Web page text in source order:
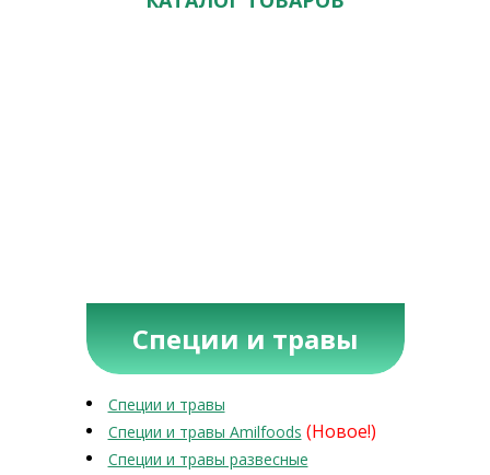
Специи и травы
Специи и травы
Специи и травы Amilfoods (Новое!)
Специи и травы развесные